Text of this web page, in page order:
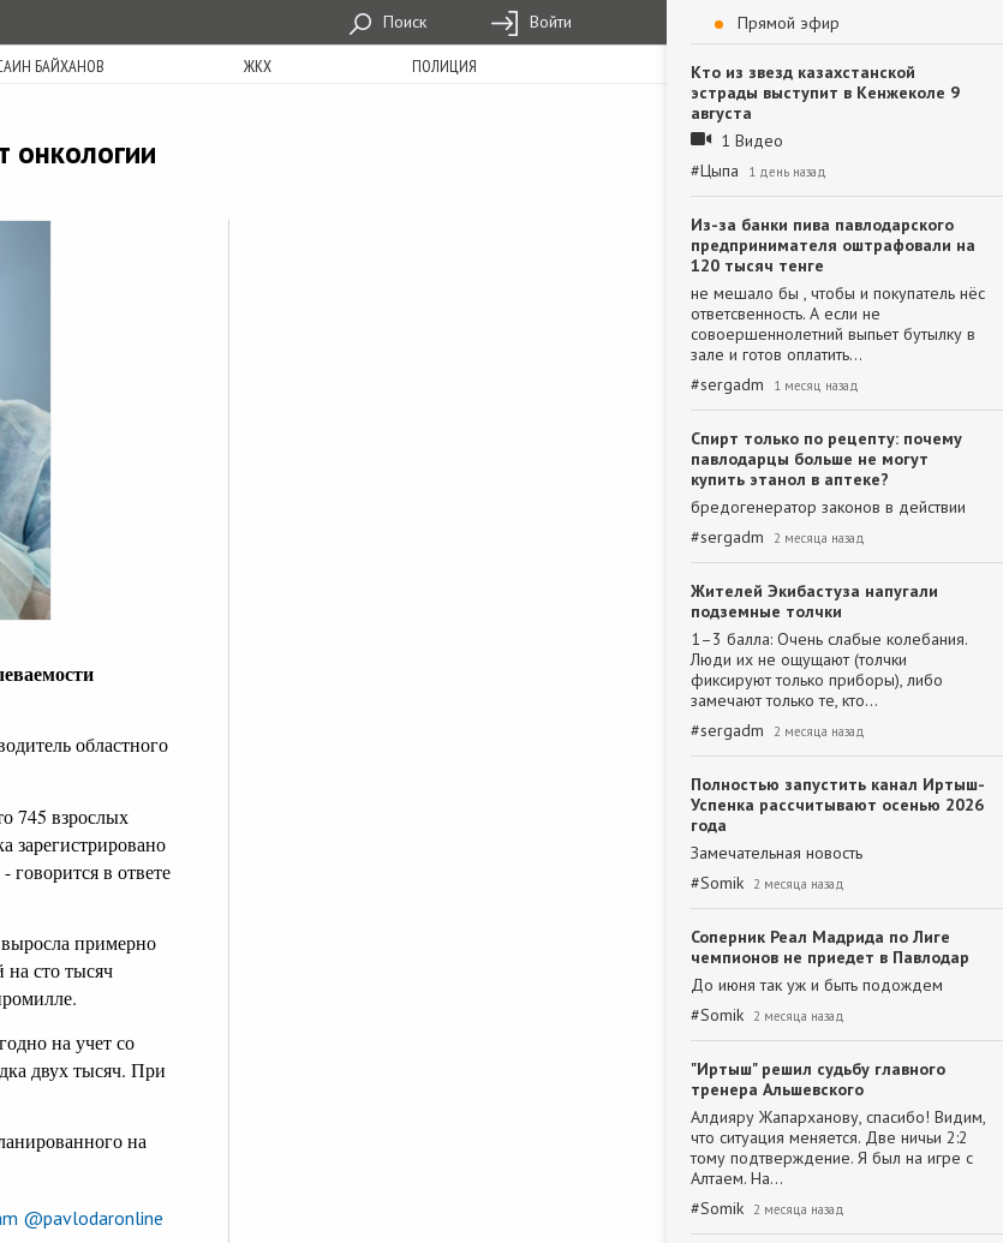
Поиск Войти
БАЙХАНОВ ЖКХ ПОЛИЦИЯ
онкологии
областного
745 взрослых
зарегистрировано
говорится в ответе
примерно
на сто тысяч
на учет со
двух тысяч. При
на
@pavlodaronline
Прямой эфир
Кто из звезд казахстанской
эстрады выступит в Кенжеколе 9
августа
1 Видео
#Цыпа 1 день назад
Из-за банки пива павлодарского
предпринимателя оштрафовали на
120 тысяч тенге
не мешало бы , чтобы и покупатель нёс
ответсвенность. А если не
совоершеннолетний выпьет бутылку в
зале и готов оплатить…
#sergadm 1 месяц назад
Спирт только по рецепту: почему
павлодарцы больше не могут
купить этанол в аптеке?
бредогенератор законов в действии
#sergadm 2 месяца назад
Жителей Экибастуза напугали
подземные толчки
1–3 балла: Очень слабые колебания.
Люди их не ощущают (толчки
фиксируют только приборы), либо
замечают только те, кто…
#sergadm 2 месяца назад
Полностью запустить канал Иртыш-
Успенка рассчитывают осенью 2026
года
Замечательная новость
#Somik 2 месяца назад
Соперник Реал Мадрида по Лиге
чемпионов не приедет в Павлодар
До июня так уж и быть подождем
#Somik 2 месяца назад
"Иртыш" решил судьбу главного
тренера Альшевского
Алдияру Жапарханову, спасибо! Видим,
что ситуация меняется. Две ничьи 2:2
тому подтверждение. Я был на игре с
Алтаем. На…
#Somik 2 месяца назад